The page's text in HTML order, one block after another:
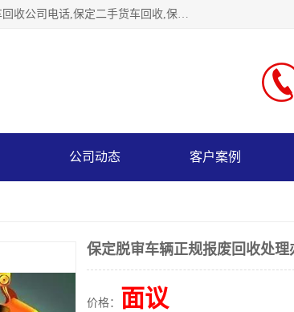
保定辉领再生资源回收有限公司主要经营保定旧车回收，保定报废汽车回收，保定报废汽车回收公司电话,保定二手货车回收,保定黄标车回收, 保定黄标车回收，保定哪里收报废车，保定废旧汽车回收，保定汽车报废手续办理，保定汽车解体厂。将通过采取区域限行促进淘汰、经济补助激励新、加大上路*法处罚、加强达标排放监管等综合措施，对老旧机动车逐步实行末位淘汰，加快老旧机动车淘汰新
公司动态 客户案例
保定脱审车辆正规报废回收处理
价格： 面议